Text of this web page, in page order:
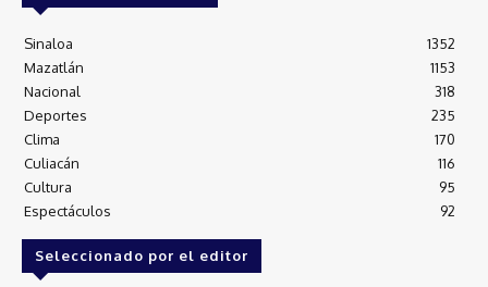
Sinaloa
1352
Mazatlán
1153
Nacional
318
Deportes
235
Clima
170
Culiacán
116
Cultura
95
Espectáculos
92
Seleccionado por el editor